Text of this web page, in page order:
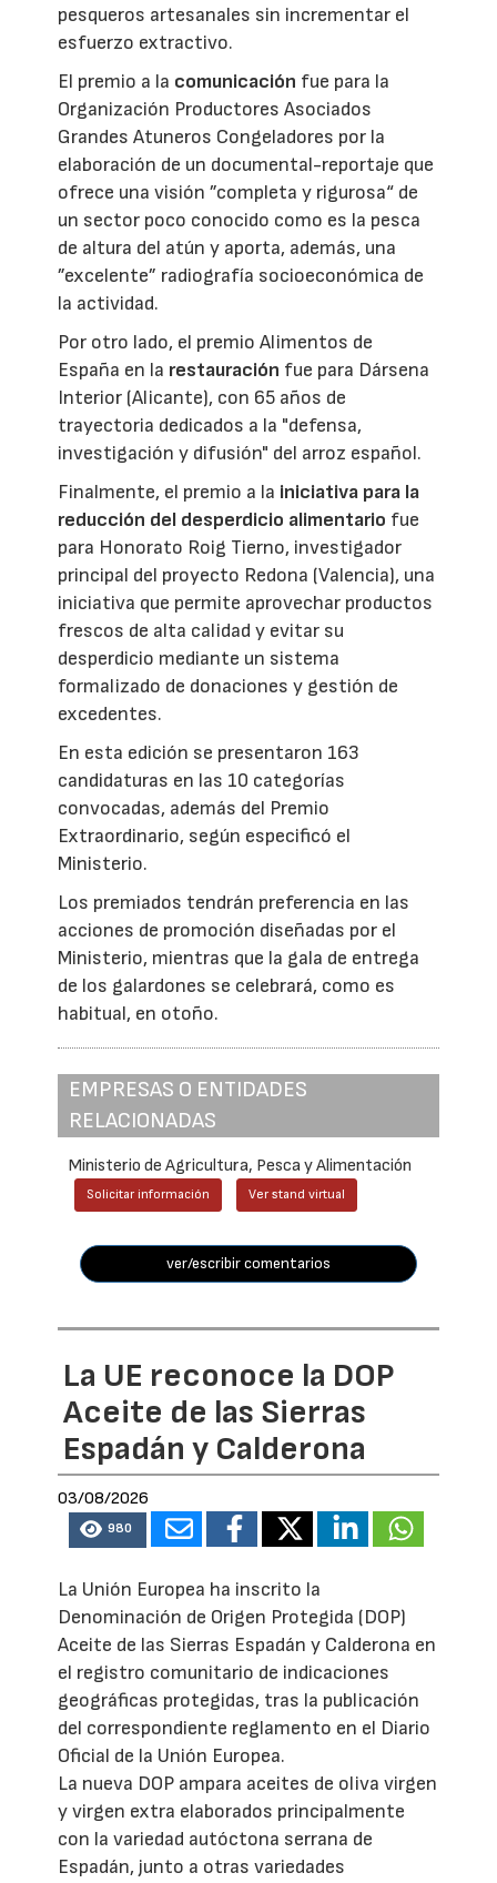
pesqueros artesanales sin incrementar el
esfuerzo extractivo.
El premio a la comunicación fue para la
Organización Productores Asociados
Grandes Atuneros Congeladores por la
elaboración de un documental-reportaje que
ofrece una visión ”completa y rigurosa“ de
un sector poco conocido como es la pesca
de altura del atún y aporta, además, una
”excelente” radiografía socioeconómica de
la actividad.
Por otro lado, el premio Alimentos de
España en la restauración fue para Dársena
Interior (Alicante), con 65 años de
trayectoria dedicados a la "defensa,
investigación y difusión" del arroz español.
Finalmente, el premio a la iniciativa para la
reducción del desperdicio alimentario fue
para Honorato Roig Tierno, investigador
principal del proyecto Redona (Valencia), una
iniciativa que permite aprovechar productos
frescos de alta calidad y evitar su
desperdicio mediante un sistema
formalizado de donaciones y gestión de
excedentes.
En esta edición se presentaron 163
candidaturas en las 10 categorías
convocadas, además del Premio
Extraordinario, según especificó el
Ministerio.
Los premiados tendrán preferencia en las
acciones de promoción diseñadas por el
Ministerio, mientras que la gala de entrega
de los galardones se celebrará, como es
habitual, en otoño.
EMPRESAS O ENTIDADES
RELACIONADAS
Ministerio de Agricultura, Pesca y Alimentación
Solicitar información Ver stand virtual
ver/escribir comentarios
La UE reconoce la DOP
Aceite de las Sierras
Espadán y Calderona
03/08/2026
980
La Unión Europea ha inscrito la
Denominación de Origen Protegida (DOP)
Aceite de las Sierras Espadán y Calderona en
el registro comunitario de indicaciones
geográficas protegidas, tras la publicación
del correspondiente reglamento en el Diario
Oficial de la Unión Europea.
La nueva DOP ampara aceites de oliva virgen
y virgen extra elaborados principalmente
con la variedad autóctona serrana de
Espadán, junto a otras variedades